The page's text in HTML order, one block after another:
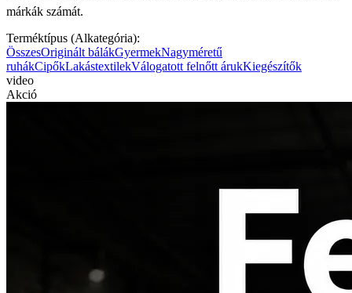
márkák számát.
Terméktípus (Alkategória):
ÖsszesOriginált bálákGyermekNagyméretű
ruhákCipőkLakástextilekVálogatott felnőtt árukKiegészítők
video
Akció